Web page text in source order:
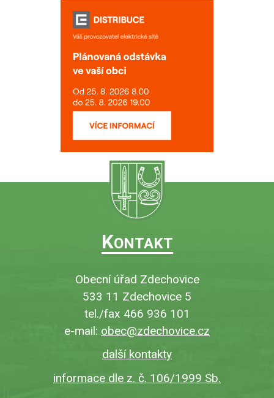
KONTAKT
Obecní úřad Zdechovice
533 11 Zdechovice 5
tel./fax 466 936 101
e-mail: obec@zdechovice.cz
další kontakty
informace dle z. č. 106/1999 Sb.